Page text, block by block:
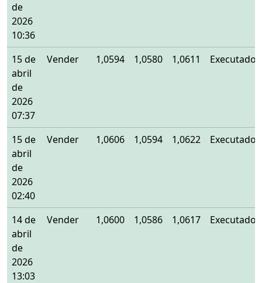
de
2026
10:36
15 de
abril
de
2026
07:37
Vender 1,0594 1,0580 1,0611 Executado
15 de
abril
de
2026
02:40
Vender 1,0606 1,0594 1,0622 Executado
14 de
abril
de
2026
13:03
Vender 1,0600 1,0586 1,0617 Executado